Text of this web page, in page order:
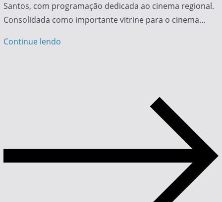
Santos, com programação dedicada ao cinema regional.
Consolidada como importante vitrine para o cinema…
Continue lendo